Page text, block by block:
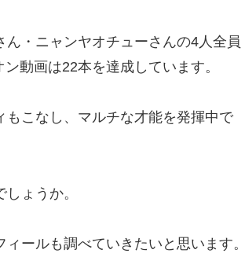
・ニャンヤオチューさんの4人全員
動画は22本を達成しています。
こなし、マルチな才能を発揮中で
ょうか。
ールも調べていきたいと思います。